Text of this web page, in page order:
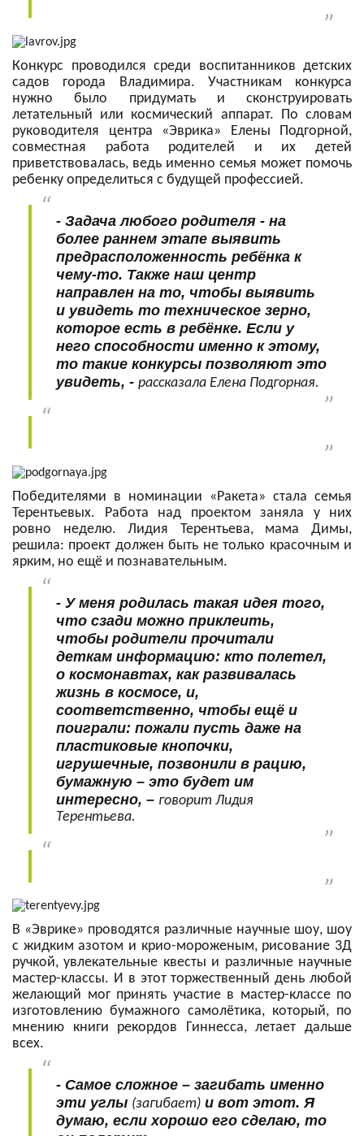
Конкурс проводился среди воспитанников детских
садов города Владимира. Участникам конкурса
нужно было придумать и сконструировать
летательный или космический аппарат. По словам
руководителя центра «Эврика» Елены Подгорной,
совместная работа родителей и их детей
приветствовалась, ведь именно семья может помочь
ребенку определиться с будущей профессией.
- Задача любого родителя - на
более раннем этапе выявить
предрасположенность ребёнка к
чему-то. Также наш центр
направлен на то, чтобы выявить
и увидеть то техническое зерно,
которое есть в ребёнке. Если у
него способности именно к этому,
то такие конкурсы позволяют это
увидеть, - рассказала Елена Подгорная.
Победителями в номинации «Ракета» стала семья
Терентьевых. Работа над проектом заняла у них
ровно неделю. Лидия Терентьева, мама Димы,
решила: проект должен быть не только красочным и
ярким, но ещё и познавательным.
- У меня родилась такая идея того,
что сзади можно приклеить,
чтобы родители прочитали
деткам информацию: кто полетел,
о космонавтах, как развивалась
жизнь в космосе, и,
соответственно, чтобы ещё и
поиграли: пожали пусть даже на
пластиковые кнопочки,
игрушечные, позвонили в рацию,
бумажную – это будет им
интересно, – говорит Лидия
Терентьева.
В «Эврике» проводятся различные научные шоу, шоу
с жидким азотом и крио-мороженым, рисование 3Д
ручкой, увлекательные квесты и различные научные
мастер-классы. И в этот торжественный день любой
желающий мог принять участие в мастер-классе по
изготовлению бумажного самолётика, который, по
мнению книги рекордов Гиннесса, летает дальше
всех.
- Самое сложное – загибать именно
эти углы (загибает) и вот этот. Я
думаю, если хорошо его сделаю, то